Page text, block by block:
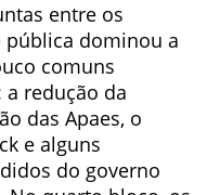
entre os
pública dominou a
comuns
redução da
das Apaes, o
e alguns
do governo